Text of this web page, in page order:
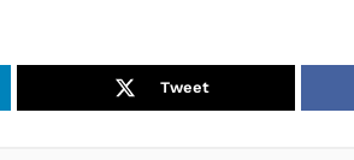
Tweet